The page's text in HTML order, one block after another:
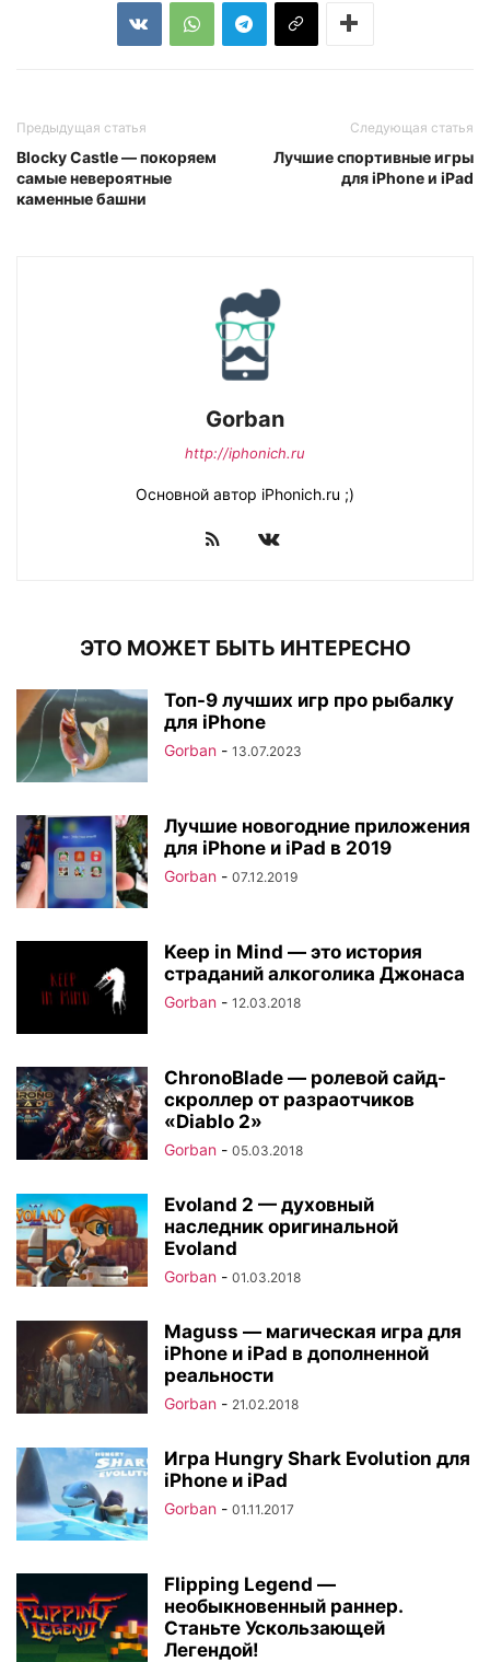
Предыдущая статья
Blocky Castle — покоряем
самые невероятные
каменные башни
Следующая статья
Лучшие спортивные игры
для iPhone и iPad
Gorban
http://iphonich.ru
Основной автор iPhonich.ru ;)
ЭТО МОЖЕТ БЫТЬ ИНТЕРЕСНО
Топ-9 лучших игр про рыбалку
для iPhone
Gorban - 13.07.2023
Лучшие новогодние приложения
для iPhone и iPad в 2019
Gorban - 07.12.2019
Keep in Mind — это история
страданий алкоголика Джонаса
Gorban - 12.03.2018
ChronoBlade — ролевой сайд-
скроллер от разраотчиков
«Diablo 2»
Gorban - 05.03.2018
Evoland 2 — духовный
наследник оригинальной
Evoland
Gorban - 01.03.2018
Maguss — магическая игра для
iPhone и iPad в дополненной
реальности
Gorban - 21.02.2018
Игра Hungry Shark Evolution для
iPhone и iPad
Gorban - 01.11.2017
Flipping Legend —
необыкновенный раннер.
Станьте Ускользающей
Легендой!